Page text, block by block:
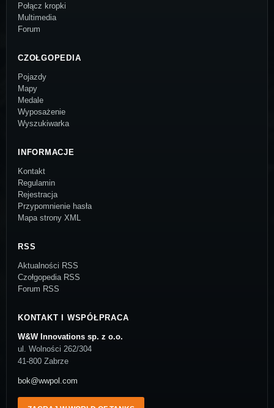
Połącz kropki
Multimedia
Forum
CZOŁGOPEDIA
Pojazdy
Mapy
Medale
Wyposażenie
Wyszukiwarka
INFORMACJE
Kontakt
Regulamin
Rejestracja
Przypomnienie hasła
Mapa strony XML
RSS
Aktualności RSS
Czołgopedia RSS
Forum RSS
KONTAKT I WSPÓŁPRACA
W&W Innovations sp. z o.o.
ul. Wolności 262/304
41-800 Zabrze
bok@wwpol.com